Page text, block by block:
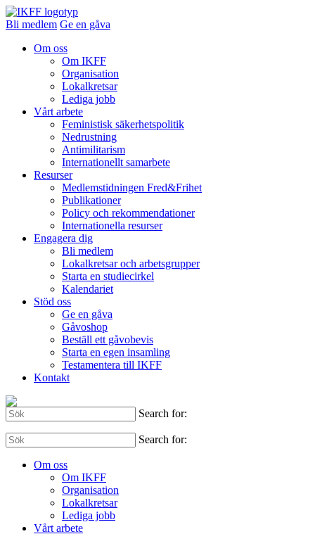
Bli medlem Ge en gåva
Om oss
Om IKFF
Organisation
Lokalkretsar
Lediga jobb
Vårt arbete
Feministisk säkerhetspolitik
Nedrustning
Antimilitarism
Internationellt samarbete
Resurser
Medlemstidningen Fred&Frihet
Publikationer
Policy och rekommendationer
Internationella resurser
Engagera dig
Bli medlem
Lokalkretsar och arbetsgrupper
Starta en studiecirkel
Kalendariet
Stöd oss
Ge en gåva
Gåvoshop
Beställ ett gåvobevis
Starta en egen insamling
Testamentera till IKFF
Kontakt
Search for:
Search for:
Om oss
Om IKFF
Organisation
Lokalkretsar
Lediga jobb
Vårt arbete